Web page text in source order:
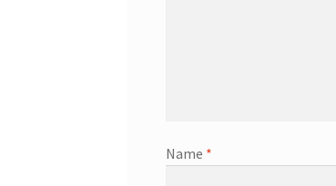
Name *